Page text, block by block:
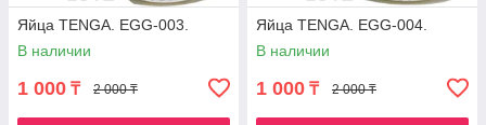
Яйца TENGA. EGG-003.
В наличии
1 000 ₸ 2 000 ₸
Яйца TENGA. EGG-004.
В наличии
1 000 ₸ 2 000 ₸